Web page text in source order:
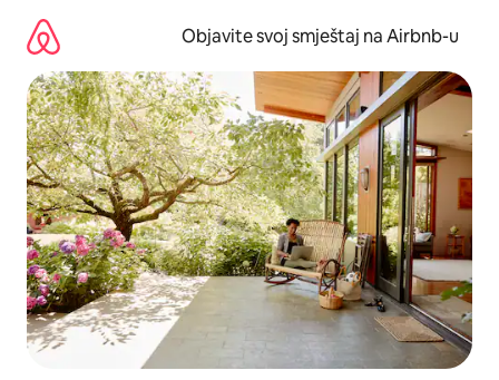
sadržaj
Objavite svoj smještaj na Airbnb-u